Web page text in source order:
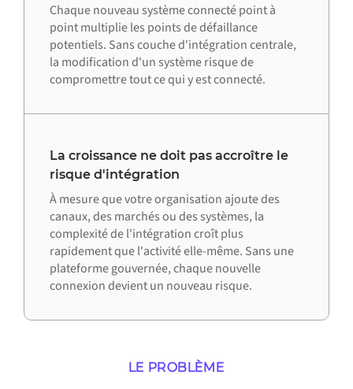
Chaque nouveau système connecté point à
point multiplie les points de défaillance
potentiels. Sans couche d'intégration centrale,
la modification d'un système risque de
compromettre tout ce qui y est connecté.
La croissance ne doit pas accroître le
risque d'intégration
À mesure que votre organisation ajoute des
canaux, des marchés ou des systèmes, la
complexité de l'intégration croît plus
rapidement que l'activité elle-même. Sans une
plateforme gouvernée, chaque nouvelle
connexion devient un nouveau risque.
LE PROBLÈME